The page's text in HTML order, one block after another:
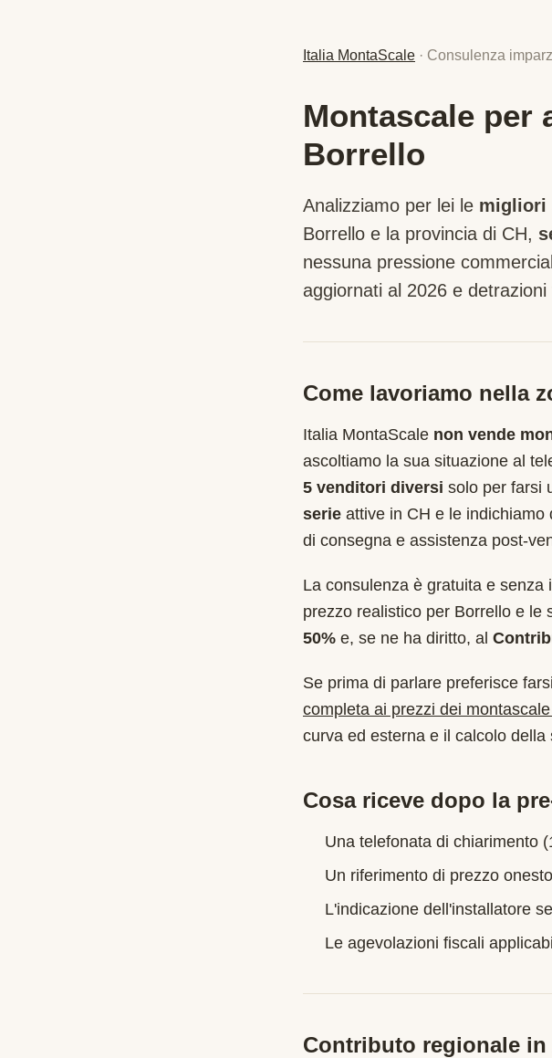
Italia MontaScale · Consulenza
Montascale per
Borrello
Analizziamo per lei le migliori
Borrello e la provincia di CH,
nessuna pressione
aggiornati al 2026 e detrazioni
Come lavoriamo nella
Italia MontaScale non vende
ascoltiamo la sua situazione al
5 venditori diversi solo per farsi
serie attive in CH e le indichiamo
di consegna e assistenza post-
La consulenza è gratuita e
prezzo realistico per Borrello e le
50% e, se ne ha diritto, al
Se prima di parlare preferisce
completa ai prezzi dei
curva ed esterna e il calcolo
Cosa riceve dopo la
Una telefonata di chiarimento
Un riferimento di prezzo
L'indicazione dell'installatore
Le agevolazioni fiscali
Contributo regionale in